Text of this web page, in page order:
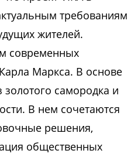
требованиям
жителей.
современных
Маркса. В основе
самородка и
В нем сочетаются
решения,
общественных